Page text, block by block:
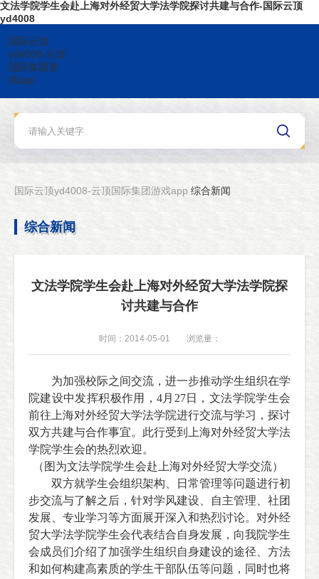
文法学院学生会赴上海对外经贸大学法学院探讨共建与合作-国际云顶
yd4008
国际云顶
yd4008-云顶
国际集团游
戏app
国际云顶yd4008-云顶国际集团游戏app 综合新闻
综合新闻
文法学院学生会赴上海对外经贸大学法学院探
讨共建与合作
时间：2014-05-01 浏览量：
为加强校际之间交流，进一步推动学生组织在学
院建设中发挥积极作用， 4月 27日，文法学院学生会
前往上海对外经贸大学法学院进行交流与学习，探讨
双方共建与合作事宜。此行受到上海对外经贸大学法
学院学生会的热烈欢迎。
（图为文法学院学生会赴上海对外经贸大学交流）
双方就学生会组织架构、日常管理等问题进行初
步交流与了解之后，针对学风建设、自主管理、社团
发展、专业学习等方面展开深入和热烈讨论。对外经
贸大学法学院学生会代表结合自身发展，向我院学生
会成员们介绍了加强学生组织自身建设的途径、方法
和如何构建高素质的学生干部队伍等问题，同时也将